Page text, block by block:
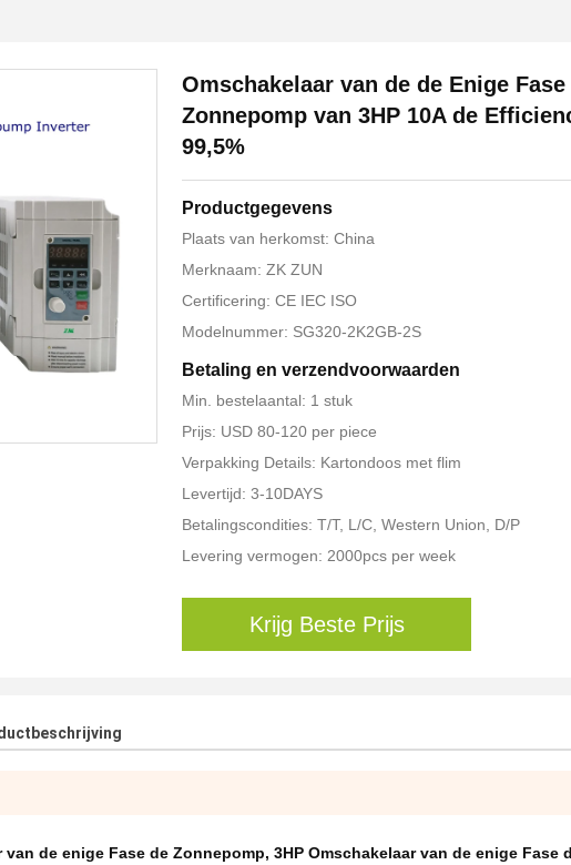
Omschakelaar van de de Enige
Zonnepomp van 3HP 10A de
99,5%
Productgegevens
Plaats van herkomst: China
Merknaam: ZK ZUN
Certificering: CE IEC ISO
Modelnummer: SG320-2K2GB-2S
Betaling en verzendvoorwaarden
Min. bestelaantal: 1 stuk
Prijs: USD 80-120 per piece
Verpakking Details: Kartondoos met flim
Levertijd: 3-10DAYS
Betalingscondities: T/T, L/C, Western Union, D/P
Levering vermogen: 2000pcs per week
Krijg Beste Prijs
van de enige Fase de Zonnepomp, 3HP Omschakelaar van de enige Fase